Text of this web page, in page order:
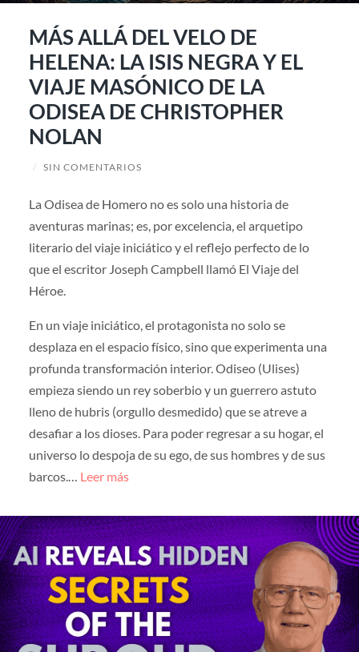
MÁS ALLÁ DEL VELO DE
HELENA: LA ISIS NEGRA Y EL
VIAJE MASÓNICO DE LA
ODISEA DE CHRISTOPHER
NOLAN
/ SIN COMENTARIOS
La Odisea de Homero no es solo una historia de
aventuras marinas; es, por excelencia, el arquetipo
literario del viaje iniciático y el reflejo perfecto de lo
que el escritor Joseph Campbell llamó El Viaje del
Héroe.
En un viaje iniciático, el protagonista no solo se
desplaza en el espacio físico, sino que experimenta una
profunda transformación interior. Odiseo (Ulises)
empieza siendo un rey soberbio y un guerrero astuto
lleno de hubris (orgullo desmedido) que se atreve a
desafiar a los dioses. Para poder regresar a su hogar, el
universo lo despoja de su ego, de sus hombres y de sus
barcos.… Leer más